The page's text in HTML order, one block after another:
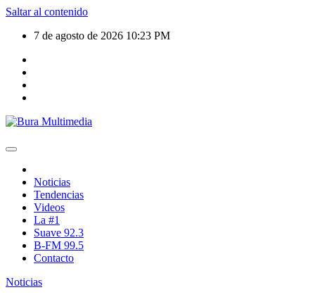
Saltar al contenido
7 de agosto de 2026 10:23 PM
Noticias
Tendencias
Videos
La #1
Suave 92.3
B-FM 99.5
Contacto
Noticias